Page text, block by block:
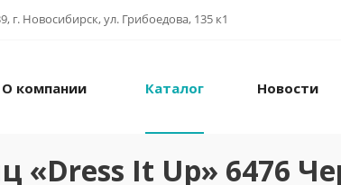
г. Новосибирск, ул. Грибоедова, 135 к1
О компании Каталог Новости
«Dress It Up» 6476